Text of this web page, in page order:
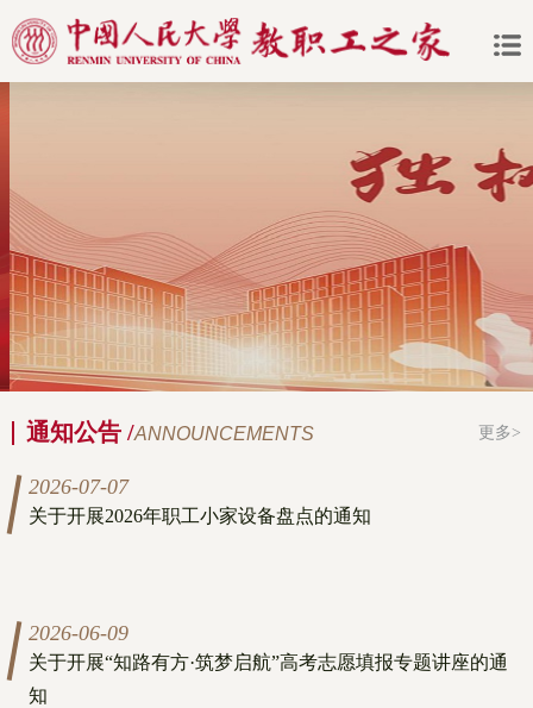
通知公告 /ANNOUNCEMENTS 更多>
2026-07-07
关于开展2026年职工小家设备盘点的通知
2026-06-09
关于开展“知路有方·筑梦启航”高考志愿填报专题讲座的通
知